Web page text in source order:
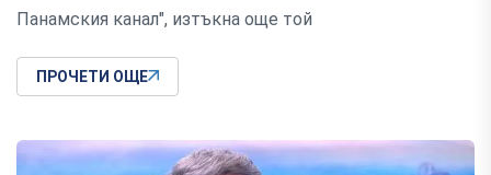
Панамския канал", изтъкна още той
ПРОЧЕТИ ОЩЕ